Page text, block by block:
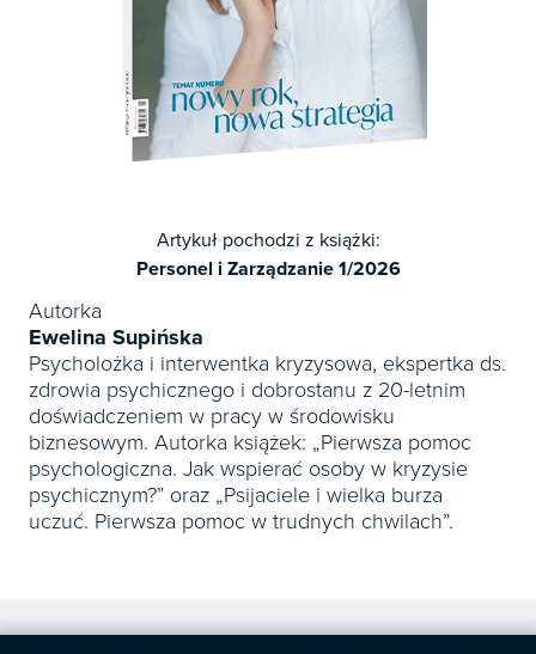
Artykuł pochodzi z książki:
Personel i Zarządzanie 1/2026
Autorka
Ewelina Supińska
Psycholożka i interwentka kryzysowa, ekspertka ds.
zdrowia psychicznego i dobrostanu z 20-letnim
doświadczeniem w pracy w środowisku
biznesowym. Autorka książek: „Pierwsza pomoc
psychologiczna. Jak wspierać osoby w kryzysie
psychicznym?” oraz „Psijaciele i wielka burza
uczuć. Pierwsza pomoc w trudnych chwilach”.